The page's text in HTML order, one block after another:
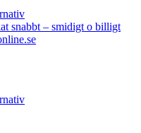
olika
alternativen
kan
Den
här
produkten
olika
Den